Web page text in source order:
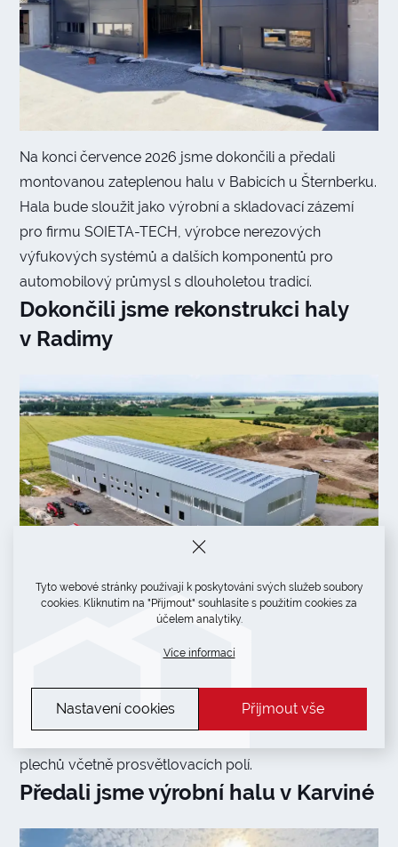
Tyto webové stránky používají k poskytování svých služeb soubory
cookies. Kliknutím na "Přijmout" souhlasíte s použitím cookies za
účelem analytiky.
Více informací
Nastavení cookies Přijmout vše
Na konci července 2026 jsme dokončili a předali
montovanou zateplenou halu v Babicích u Šternberku.
Hala bude sloužit jako výrobní a skladovací zázemí
pro firmu SOIETA-TECH, výrobce nerezových
výfukových systémů a dalších komponentů pro
automobilový průmysl s dlouholetou tradicí.
Dokončili jsme rekonstrukci haly
v Radimy
a stěnového pláště byla celá konstrukce očištěna
a v místech poškození odborně opravena. Následně
plechů včetně prosvětlovacích polí.
Předali jsme výrobní halu v Karviné